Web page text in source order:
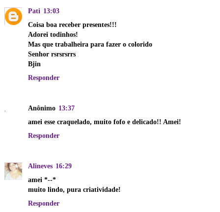
Pati 13:03
Coisa boa receber presentes!!!
Adorei todinhos!
Mas que trabalheira para fazer o colorido
Senhor rsrsrsrrs
Bjin
Responder
Anônimo 13:37
amei esse craquelado, muito fofo e delicado!! Amei!
Responder
Alineves 16:29
amei *--*
muito lindo, pura criatividade!
Responder